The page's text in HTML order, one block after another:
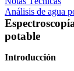
Análisis de agua
potable
Introducción